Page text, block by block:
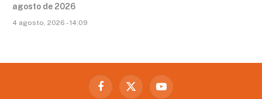
agosto de 2026
4 agosto, 2026 - 14:09
Facebook
X
YouTube